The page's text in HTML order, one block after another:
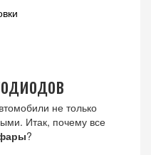
не только
Итак, почему все
?